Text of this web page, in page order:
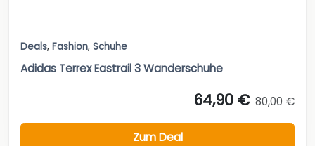
Deals, Fashion, Schuhe
Adidas Terrex Eastrail 3 Wanderschuhe
64,90 € 80,00 €
Zum Deal